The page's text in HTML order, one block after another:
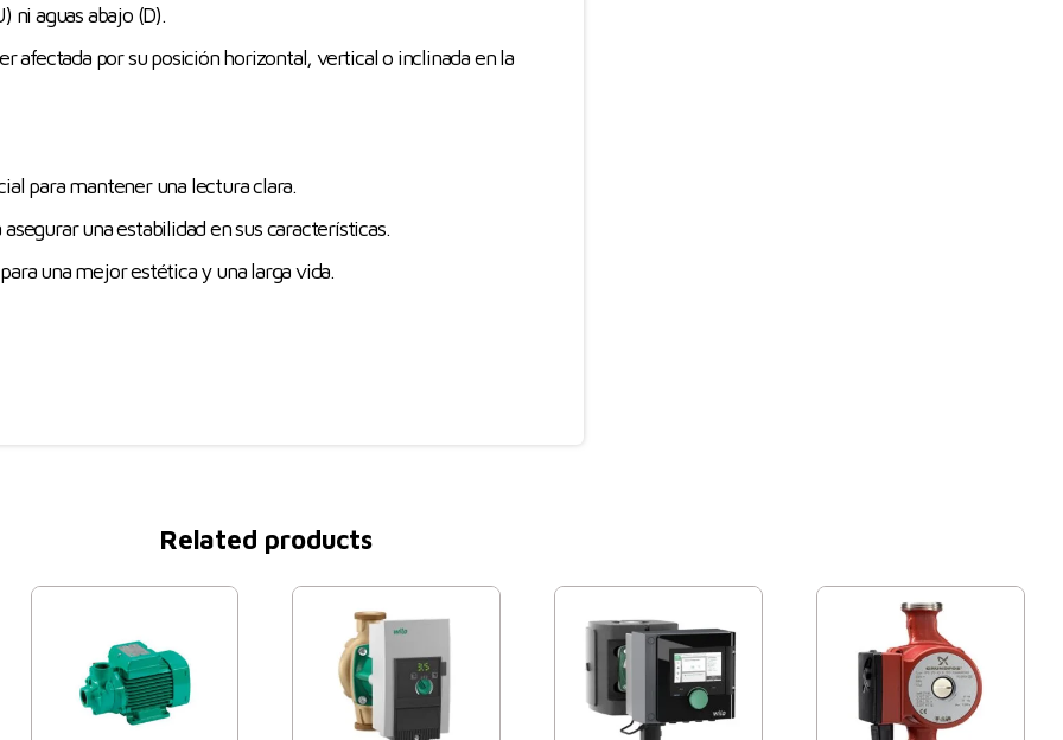
ni aguas abajo (D).
afectada por su posición horizontal, vertical o inclinada en la
para mantener una lectura clara.
una estabilidad en sus características.
una mejor estética y una larga vida.
Related products